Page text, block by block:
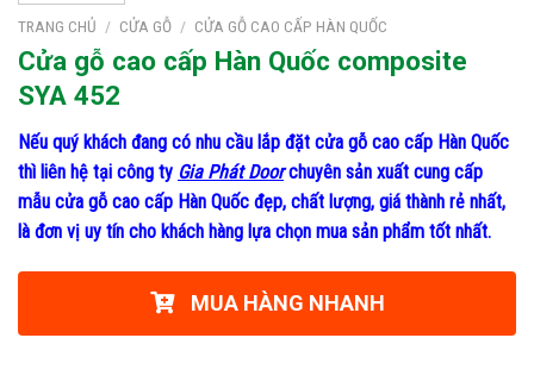
TRANG CHỦ / CỬA GỖ / CỬA GỖ CAO CẤP HÀN QUỐC
Cửa gỗ cao cấp Hàn Quốc composite
SYA 452
Nếu quý khách đang có nhu cầu lắp đặt cửa gỗ cao cấp Hàn Quốc
thì liên hệ tại công ty Gia Phát Doorchuyên sản xuất cung cấp
mẫu cửa gỗ cao cấp Hàn Quốc đẹp, chất lượng, giá thành rẻ nhất,
là đơn vị uy tín cho khách hàng lựa chọn mua sản phẩm tốt nhất.
MUA HÀNG NHANH